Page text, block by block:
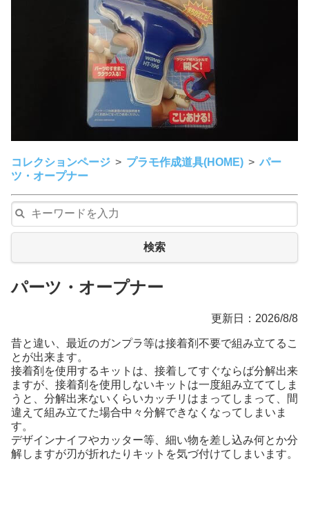
コレクションページ プラモ作成道具(HOME)
パー
ツ・オープナー
検索
パーツ・オープナー
更新日：2026/8/8
昔と違い、最近のガンプラ等は接着剤不要で組み立てるこ
とが出来ます。
接着剤を使用するキットは、接着してすぐならば分解出来
ますが、接着剤を使用しないキットは一度組み立ててしま
うと、分解出来ないくらいカッチリはまってしまって、間
違えて組み立てた場合中々分解できなくなってしまいま
す。
デザインナイフやカッター等、細い物を差し込み何とか分
解しますが刃が折れたりキットを気づ付けてしまいます。